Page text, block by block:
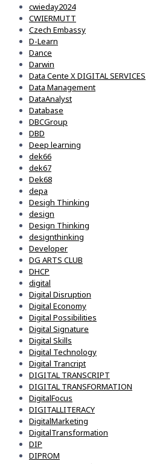
cwieday2024
CWIERMUTT
Czech Embassy
D-Learn
Dance
Darwin
Data Cente X DIGITAL SERVICES
Data Management
DataAnalyst
Database
DBCGroup
DBD
Deep learning
dek66
dek67
Dek68
depa
Desigh Thinking
design
Design Thinking
designthinking
Developer
DG ARTS CLUB
DHCP
digital
Digital Disruption
Digital Economy
Digital Possibilities
Digital Signature
Digital Skills
Digital Technology
Digital Trancript
DIGITAL TRANSCRIPT
DIGITAL TRANSFORMATION
DigitalFocus
DIGITALLITERACY
DigitalMarketing
DigitalTransformation
DIP
DIPROM